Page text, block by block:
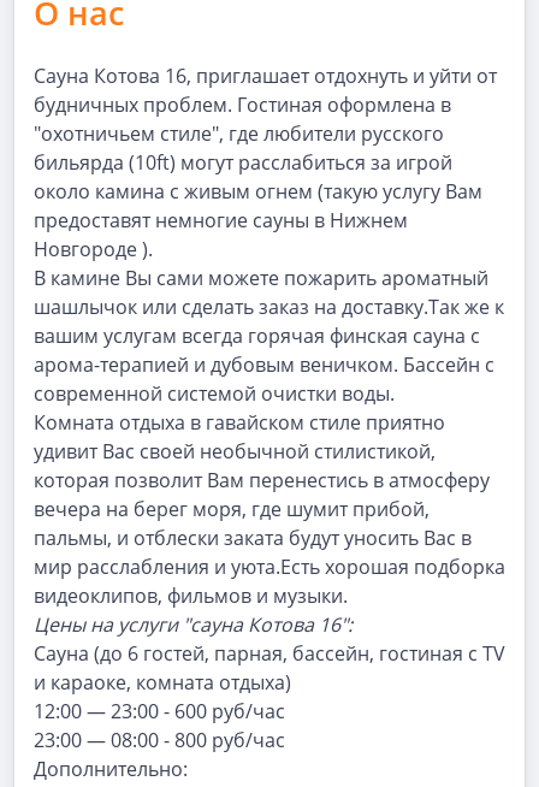
О нас
Сауна Котова 16, приглашает отдохнуть и уйти от
будничных проблем. Гостиная оформлена в
"охотничьем стиле", где любители русского
бильярда (10ft) могут расслабиться за игрой
около камина с живым огнем (такую услугу Вам
предоставят немногие сауны в Нижнем
Новгороде ).
В камине Вы сами можете пожарить ароматный
шашлычок или сделать заказ на доставку.Так же к
вашим услугам всегда горячая финская сауна с
арома-терапией и дубовым веничком. Бассейн с
современной системой очистки воды.
Комната отдыха в гавайском стиле приятно
удивит Вас своей необычной стилистикой,
которая позволит Вам перенестись в атмосферу
вечера на берег моря, где шумит прибой,
пальмы, и отблески заката будут уносить Вас в
мир расслабления и уюта.Есть хорошая подборка
видеоклипов, фильмов и музыки.
Цены на услуги "сауна Котова 16":
Сауна (до 6 гостей, парная, бассейн, гостиная с TV
и караоке, комната отдыха)
12:00 — 23:00 - 600 руб/час
23:00 — 08:00 - 800 руб/час
Дополнительно: